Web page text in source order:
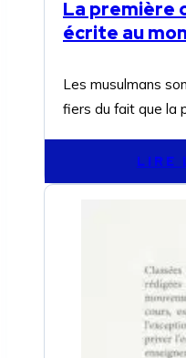
La première
écrite au
Les musulmans
fiers du fait que la
LIRE